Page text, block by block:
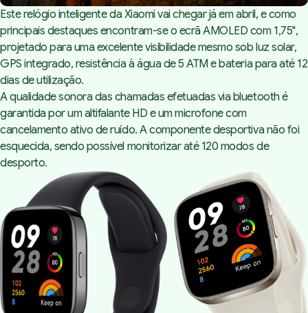
Este relógio inteligente da Xiaomi vai chegar já em abril, e como
principais destaques encontram-se o ecrã AMOLED com 1,75",
projetado para uma excelente visibilidade mesmo sob luz solar,
GPS integrado, resistência à água de 5 ATM e bateria para até 12
dias de utilização.
A qualidade sonora das chamadas efetuadas via bluetooth é
garantida por um altifalante HD e um microfone com
cancelamento ativo de ruído. A componente desportiva não foi
esquecida, sendo possível monitorizar até 120 modos de
desporto.